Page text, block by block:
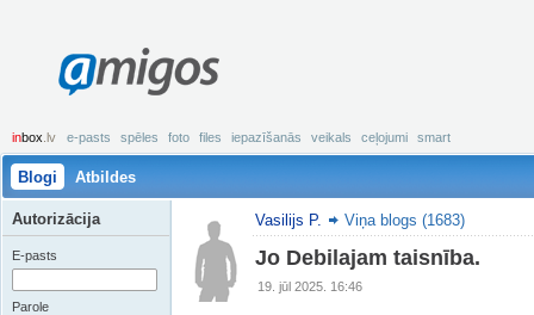
amigos
inbox .lv e-pasts spēles foto files iepazīšanās veikals ceļojumi smart
Blogi Atbildes
Vasilijs P. Viņa blogs (1683)
Jo Debilajam taisnība.
19. jūl 2025. 16:46
Autorizācija
E-pasts
Parole